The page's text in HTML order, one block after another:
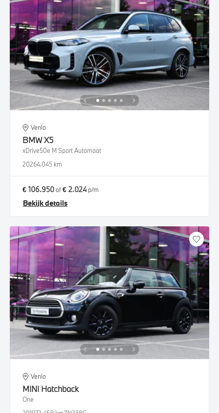
Venlo
BMWX5
xDrive50e M Sport Automaat
20264.045 km
€ 106.950of€ 2.024 p/m
Bekijk details
Venlo
MINI Hatchback
One